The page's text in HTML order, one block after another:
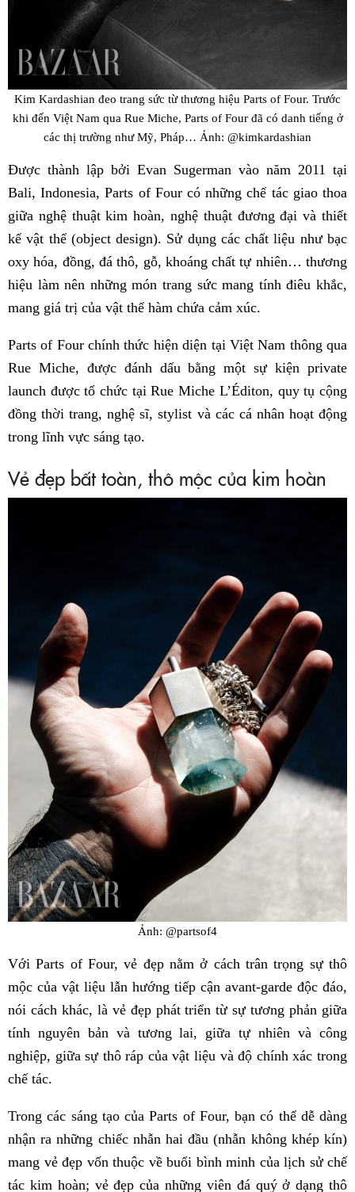
Kim Kardashian đeo trang sức từ thương hiệu Parts of Four. Trước
khi đến Việt Nam qua Rue Miche, Parts of Four đã có danh tiếng ở
các thị trường như Mỹ, Pháp… Ảnh: @kimkardashian
Được thành lập bởi Evan Sugerman vào năm 2011 tại
Bali, Indonesia, Parts of Four có những chế tác giao thoa
giữa nghệ thuật kim hoàn, nghệ thuật đương đại và thiết
kế vật thể (object design). Sử dụng các chất liệu như bạc
oxy hóa, đồng, đá thô, gỗ, khoáng chất tự nhiên… thương
hiệu làm nên những món trang sức mang tính điêu khắc,
mang giá trị của vật thể hàm chứa cảm xúc.
Parts of Four chính thức hiện diện tại Việt Nam thông qua
Rue Miche, được đánh dấu bằng một sự kiện private
launch được tổ chức tại Rue Miche L’Éditon, quy tụ cộng
đồng thời trang, nghệ sĩ, stylist và các cá nhân hoạt động
trong lĩnh vực sáng tạo.
Vẻ đẹp bất toàn, thô mộc của kim hoàn
Ảnh: @partsof4
Với Parts of Four, vẻ đẹp nằm ở cách trân trọng sự thô
mộc của vật liệu lẫn hướng tiếp cận avant-garde độc đáo,
nói cách khác, là vẻ đẹp phát triển từ sự tương phản giữa
tính nguyên bản và tương lai, giữa tự nhiên và công
nghiệp, giữa sự thô ráp của vật liệu và độ chính xác trong
chế tác.
Trong các sáng tạo của Parts of Four, bạn có thể dễ dàng
nhận ra những chiếc nhẫn hai đầu (nhẫn không khép kín)
mang vẻ đẹp vốn thuộc về buổi bình minh của lịch sử chế
tác kim hoàn; vẻ đẹp của những viên đá quý ở dạng thô